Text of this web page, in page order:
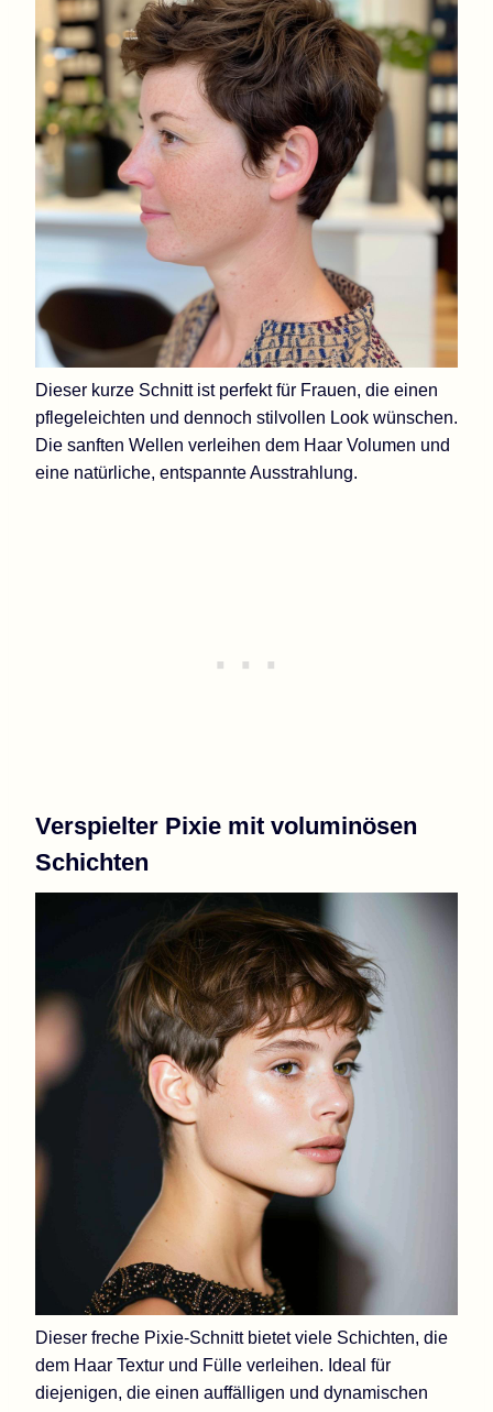
Dieser kurze Schnitt ist perfekt für Frauen, die einen
pflegeleichten und dennoch stilvollen Look wünschen.
Die sanften Wellen verleihen dem Haar Volumen und
eine natürliche, entspannte Ausstrahlung.
Verspielter Pixie mit voluminösen
Schichten
Dieser freche Pixie-Schnitt bietet viele Schichten, die
dem Haar Textur und Fülle verleihen. Ideal für
diejenigen, die einen auffälligen und dynamischen